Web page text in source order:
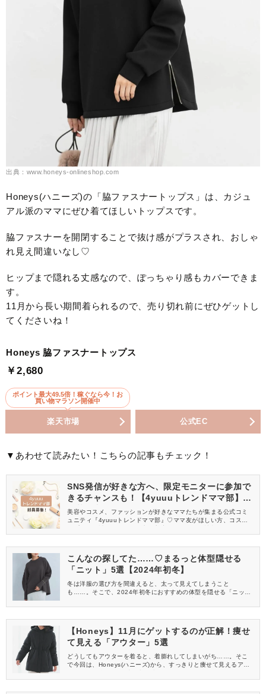
出典：www.honeys-onlineshop.com
Honeys(ハニーズ)の「脇ファスナートップス」は、カジュ
アル派のママにぜひ着てほしいトップスです。
脇ファスナーを開閉することで抜け感がプラスされ、おしゃ
れ見え間違いなし♡
ヒップまで隠れる丈感なので、ぽっちゃり感もカバーできま
す。
11月から長い期間着られるので、売り切れ前にぜひゲットし
てくださいね！
Honeys 脇ファスナートップス
￥2,680
ポイント最大49.5倍！稼ぐなら今！お
買い物マラソン開催中
楽天市場 公式EC
▼あわせて読みたい！こちらの記事もチェック！
SNS発信が好きな方へ、限定モニターに参加で
きるチャンスも！【4yuuuトレンドママ部】部
員募集中
美容やコスメ、ファッションが好きなママたちが集まる公式コミ
ュニティ『4yuuuトレンドママ部』♡ママ友がほしい方、コスメサ
信してくれる方を募集しています！
こんなの探してた……♡まるっと体型隠せる
「ニット」5選【2024年初冬】
冬は洋服の選び方を間違えると、太って見えてしまうこと
も……。そこで、2024年初冬におすすめの体型を隠せる「ニッ
んでくださいね♡
【Honeys】11月にゲットするのが正解！痩せ
て見える「アウター」5選
どうしてもアウターを着ると、着膨れしてしまいがち……。そこ
で今回は、Honeys(ハニーズ)から、すっきりと痩せて見えるアウ
ておくのがおすすめですよ♡